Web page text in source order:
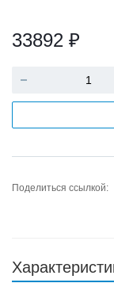
33892 ₽
Поделиться ссылкой: